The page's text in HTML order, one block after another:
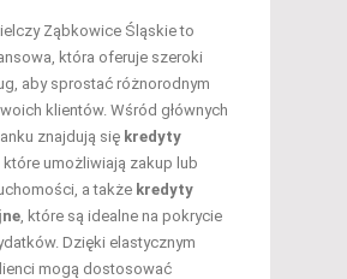
Ząbkowice Śląskie to
która oferuje szeroki
aby sprostać różnorodnym
klientów. Wśród głównych
znajdują się kredyty
, które umożliwiają zakup lub
a także kredyty
, które są idealne na pokrycie
Dzięki elastycznym
mogą dostosować